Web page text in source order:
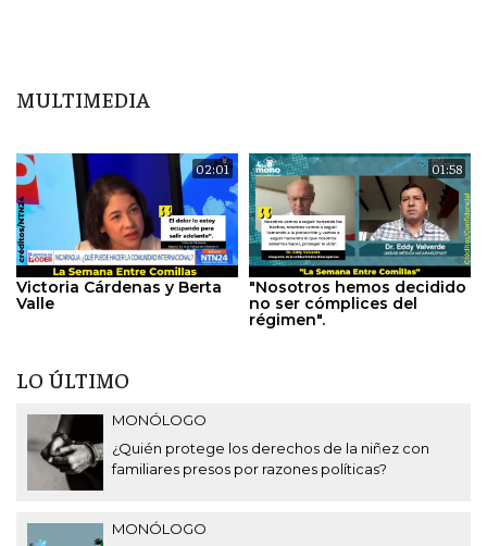
MULTIMEDIA
02:01
Victoria Cárdenas y Berta
Valle
01:58
"Nosotros hemos decidido
no ser cómplices del
régimen".
LO ÚLTIMO
MONÓLOGO
¿Quién protege los derechos de la niñez con
familiares presos por razones políticas?
MONÓLOGO